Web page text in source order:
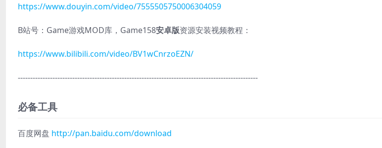
https://www.douyin.com/video/7555505750006304059
B站号：Game游戏MOD库，Game158安卓版资源安装视频教程：
https://www.bilibili.com/video/BV1wCnrzoEZN/
-------------------------------------------------------------------------------------------------
必备工具
百度网盘 http://pan.baidu.com/download